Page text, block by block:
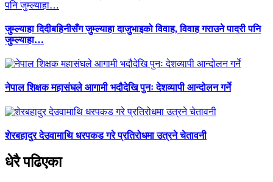
जुम्ल्याहा दिदीबहिनीसँग जुम्ल्याहा दाजुभाइको विवाह, विवाह गराउने पादरी पनि
जुम्ल्याहा…
नेपाल शिक्षक महासंघले आगामी भदौदेखि पुनः देशव्यापी आन्दोलन गर्ने
शेरबहादुर देउवामाथि धरपकड गरे प्रतिरोधमा उत्रने चेतावनी
धेरै पढिएका